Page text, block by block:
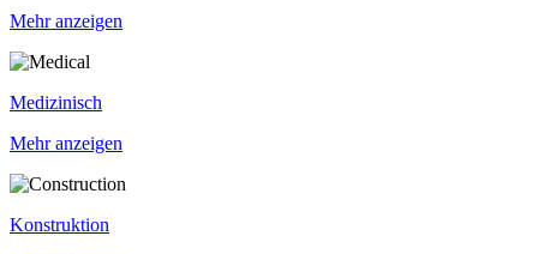
Mehr anzeigen
Medizinisch
Mehr anzeigen
Konstruktion